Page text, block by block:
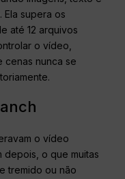
Ela supera os
até 12 arquivos
o vídeo,
cenas nunca se
o vídeo
depois, o que muitas
tremido ou não